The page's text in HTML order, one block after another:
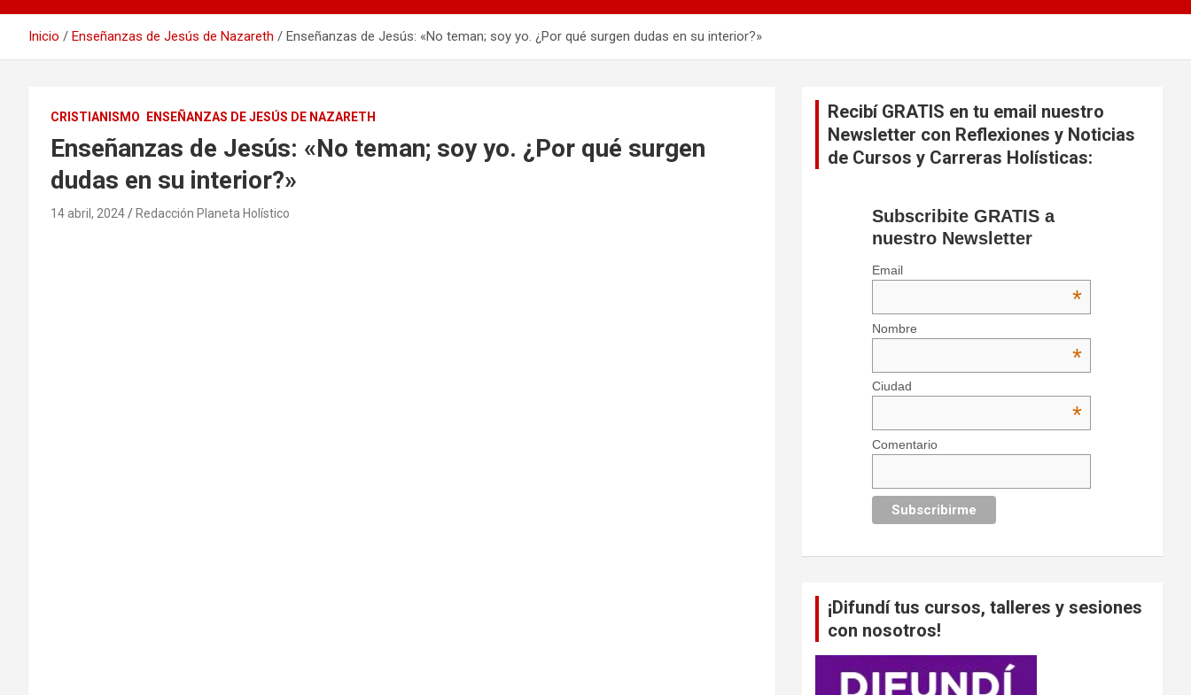
Inicio Enseñanzas de Jesús de Nazareth Enseñanzas de Jesús: «No teman; soy yo. ¿Por qué surgen dudas en su interior?»
CRISTIANISMO ENSEÑANZAS DE JESÚS DE NAZARETH
Enseñanzas de Jesús: «No teman; soy yo. ¿Por qué surgen
dudas en su interior?»
14 abril, 2024 Redacción Planeta Holístico
Recibí GRATIS en tu email nuestro
Newsletter con Reflexiones y Noticias
de Cursos y Carreras Holísticas:
Subscribite GRATIS a
nuestro Newsletter
Email
*
Nombre
*
Ciudad
*
Comentario
¡Difundí tus cursos, talleres y sesiones
con nosotros!